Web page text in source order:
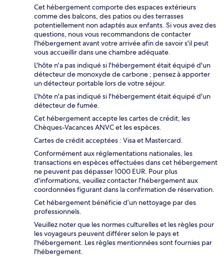
Cet hébergement comporte des espaces extérieurs
comme des balcons, des patios ou des terrasses
potentiellement non adaptés aux enfants. Si vous avez des
questions, nous vous recommandons de contacter
l'hébergement avant votre arrivée afin de savoir s'il peut
vous accueillir dans une chambre adéquate.
L'hôte n'a pas indiqué si l'hébergement était équipé d'un
détecteur de monoxyde de carbone ; pensez à apporter
un détecteur portable lors de votre séjour.
L'hôte n'a pas indiqué si l'hébergement était équipé d'un
détecteur de fumée.
Cet hébergement accepte les cartes de crédit, les
Chèques-Vacances ANVC et les espèces.
Cartes de crédit acceptées : Visa et Mastercard.
Conformément aux réglementations nationales, les
transactions en espèces effectuées dans cet hébergement
ne peuvent pas dépasser 1000 EUR. Pour plus
d'informations, veuillez contacter l'hébergement aux
coordonnées figurant dans la confirmation de réservation.
Cet hébergement bénéficie d’un nettoyage par des
professionnels.
Veuillez noter que les normes culturelles et les règles pour
les voyageurs peuvent différer selon le pays et
l'hébergement. Les règles mentionnées sont fournies par
l'hébergement.